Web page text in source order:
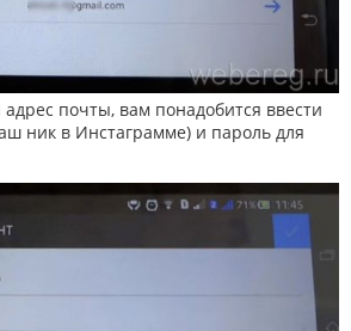
адрес почты, вам понадобится ввести
ник в Инстаграмме) и пароль для